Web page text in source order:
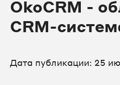
OkoCRM -
CRM-
Дата публикации: 25